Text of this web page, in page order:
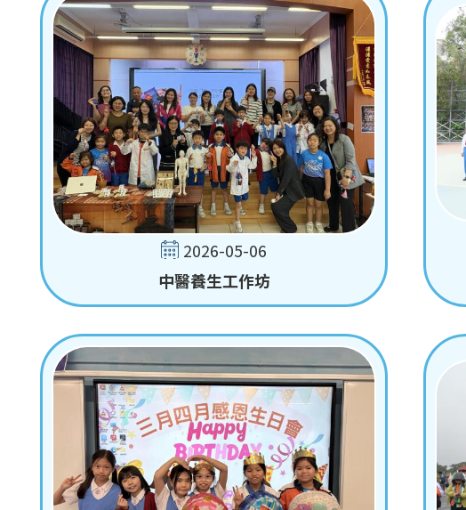
2026-05-06
中醫養生工作坊